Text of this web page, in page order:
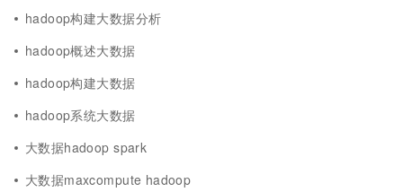
hadoop构建大数据分析
hadoop概述大数据
hadoop构建大数据
hadoop系统大数据
大数据hadoop spark
大数据maxcompute hadoop